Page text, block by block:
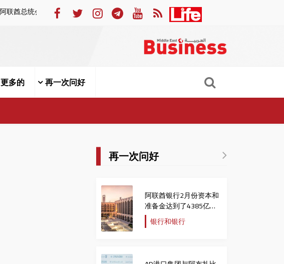
阿联酋总统会见欧盟委员会主席 阿联酋发展银行推出太阳能融资
更多的
再一次问好
再一次问好
阿联酋银行2月份资本和
准备金达到了4385亿迪
拉姆，比去年同期增长
了9.5%
银行和银行